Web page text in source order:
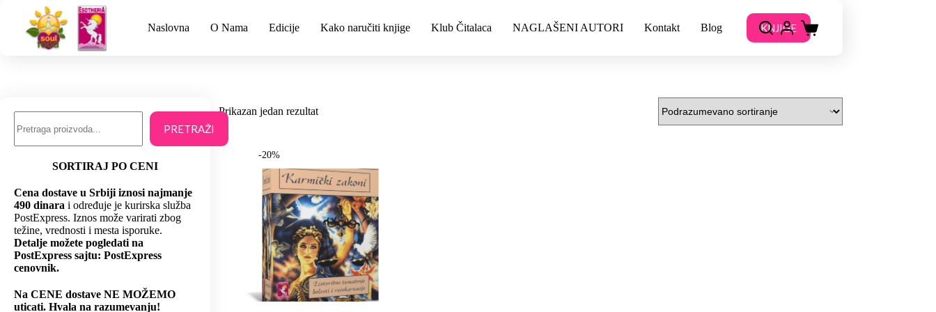
Naslovna O Nama Edicije Kako naručiti knjige Klub Čitalaca NAGLAŠENI AUTORI Kontakt Blog KNJIGE
Prikazan jedan rezultat
-20%
PRETRAŽI
SORTIRAJ PO CENI
Cena dostave u Srbiji iznosi najmanje
490 dinara i određuje je kurirska služba
PostExpress. Iznos može varirati zbog
težine, vrednosti i mesta isporuke.
Detalje možete pogledati na
PostExpress sajtu: PostExpress
cenovnik.
Na CENE dostave NE MOŽEMO
uticati. Hvala na razumevanju!